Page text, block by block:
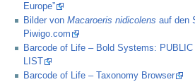
Europe”
Bilder von Macaroeris nidicolens auf den
Piwigo.com
Barcode of Life – Bold Systems: PUBLIC
LIST
Barcode of Life – Taxonomy Browser